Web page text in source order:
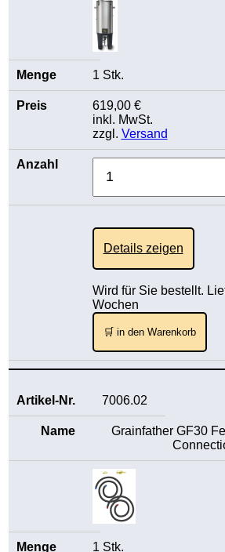
1 Stk.
619,00 €
inkl. MwSt.
zzgl. Versand
Details zeigen
Wird für Sie bestellt.
Wochen
🛒 in den Warenkorb
7006.02
Grainfather GF30
1 Stk.